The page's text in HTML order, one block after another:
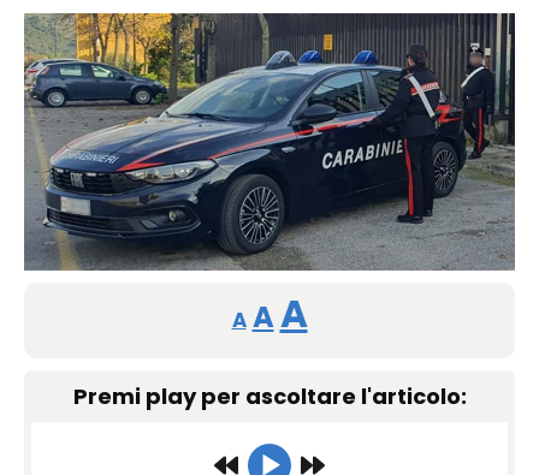
A
Reducir
tamaño
fuente.
A Restablecer
de
fuente
AAumentar
tamaño
Premi play per ascoltare l'articolo: